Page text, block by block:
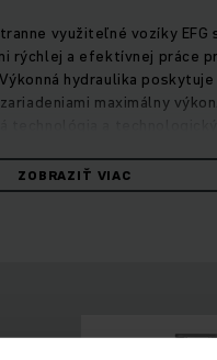
využiteľné vozíky EFG
rýchlej a efektívnej práce
hydraulika
maximálny výkon.
maximálny výkon
premyslenej
profitovať z plnej sily svojho
ZOBRAZIŤ VIAC